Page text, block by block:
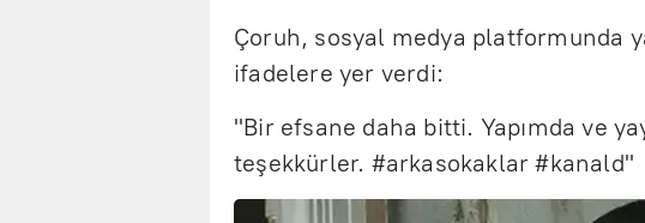
Çoruh, sosyal medya platformunda
ifadelere yer verdi:
"Bir efsane daha bitti. Yapımda ve
teşekkürler. #arkasokaklar #kanald"